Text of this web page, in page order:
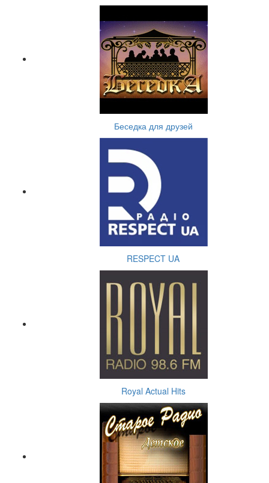
Беседка для друзей
RESPECT UA
Royal Actual Hits